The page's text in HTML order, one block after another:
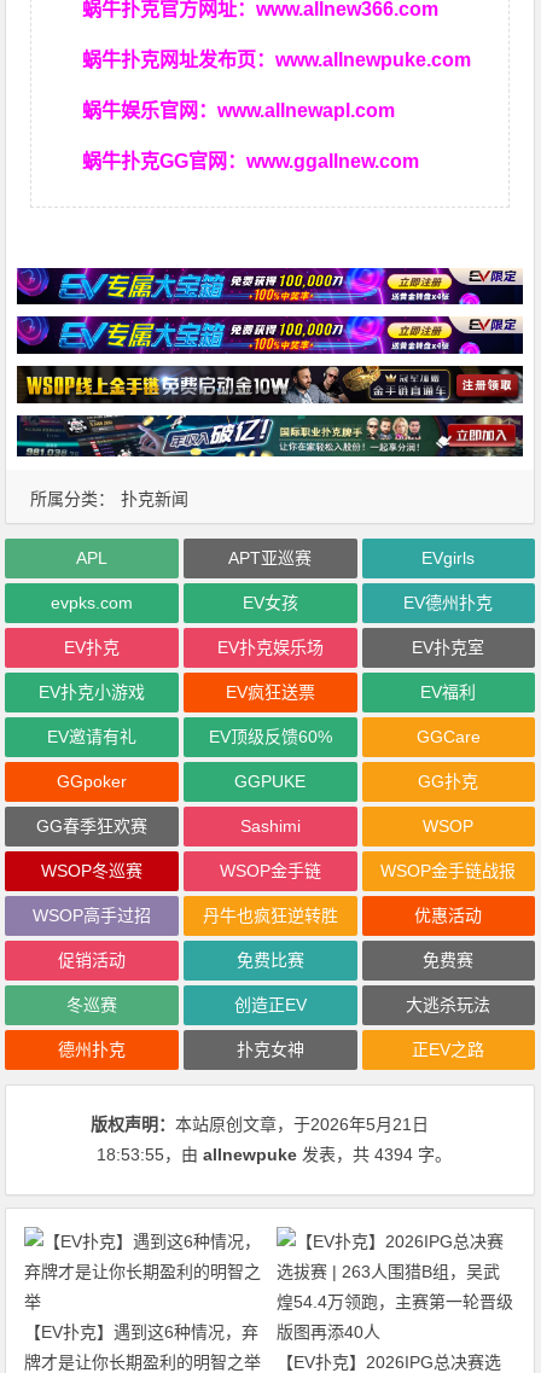
蜗牛扑克官方网址：www.allnew366.com
蜗牛扑克网址发布页：www.allnewpuke.com
蜗牛娱乐官网：www.allnewapl.com
蜗牛扑克GG官网：www.ggallnew.com
所属分类： 扑克新闻
APL APT亚巡赛 EVgirls
evpks.com EV女孩 EV德州扑克
EV扑克 EV扑克娱乐场 EV扑克室
EV扑克小游戏 EV疯狂送票 EV福利
EV邀请有礼 EV顶级反馈60% GGCare
GGpoker GGPUKE GG扑克
GG春季狂欢赛 Sashimi WSOP
WSOP冬巡赛 WSOP金手链 WSOP金手链战报
WSOP高手过招 丹牛也疯狂逆转胜 优惠活动
促销活动 免费比赛 免费赛
冬巡赛 创造正EV 大逃杀玩法
德州扑克 扑克女神 正EV之路
版权声明：本站原创文章，于2026年5月21日
18:53:55，由allnewpuke 发表，共 4394 字。
【EV扑克】遇到这6种情况，弃
牌才是让你长期盈利的明智之举
【EV扑克】2026IPG总决赛选